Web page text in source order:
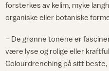
forsterkes av kelim, myke
organiske eller botaniske
– De grønne tonene er
være lyse og rolige eller
Colourdrenching på sitt